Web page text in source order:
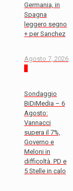
Germania, in
Spagna
leggero segno
+ per Sanchez
Agosto 7, 2026
Sondaggio
BiDiMedia – 6
Agosto:
Vannacci
supera il 7%,
Governo e
Meloni in
difficoltà. PD e
5 Stelle in calo